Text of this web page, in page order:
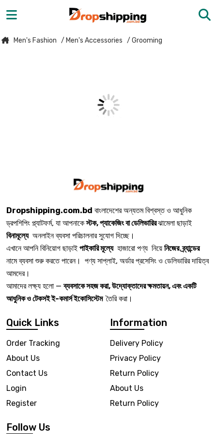
Men's Fashion / Men's Accessories / Grooming
Dropshipping.com.bd বাংলাদেশের অন্যতম বিশ্বস্ত ও আধুনিক
ড্রপশিপিং প্ল্যাটফর্ম, যা আপনাকেস্টক, প্যাকেজিং বা ডেলিভারিরঝামেলা ছাড়াই
বিনামূল্যেঅনলাইন ব্যবসা পরিচালনার সুযোগ দিচ্ছে।
এখানে আপনি বিনিয়োগ ছাড়াই পাইকারি মূল্যেহাজারো পণ্য নিয়ে নিজের ব্র্যান্ডের
নামে ব্যবসা শুরু করতে পারেন। পণ্য সাপ্লাই, অর্ডার প্রসেসিং ও ডেলিভারির দায়িত্ব
আমদের।
আমাদের লক্ষ্য হলো —ব্যবসাকে সহজ করা, উদ্যোক্তাদের ক্ষমতায়ন, এবং একটি
আধুনিক ও টেকসই ই-কমার্স ইকোসিস্টেম তৈরি করা।
Quick Links
Order Tracking
About Us
Contact Us
Login
Register
Information
Delivery Policy
Privacy Policy
Return Policy
About Us
Return Policy
Follow Us